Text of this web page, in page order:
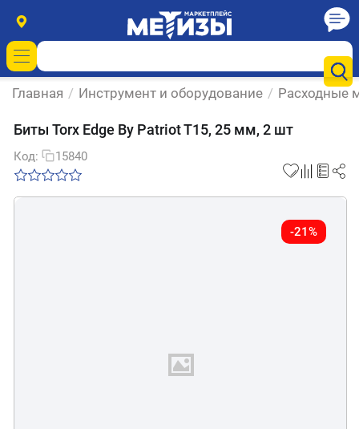
Главная / Инструмент и оборудование / Расходные
Биты Torx Edge By Patriot T15, 25 мм, 2 шт
Код: 15840
-21%